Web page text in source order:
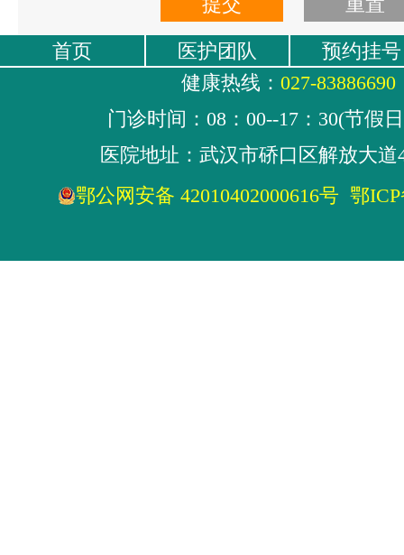
首页 医护团队
预约挂号
健康热线： 027-83886690
门诊时间：08：00--17：30(节假
医院地址：武汉市硚口区解放大道
鄂公网安备 42010402000616号 鄂